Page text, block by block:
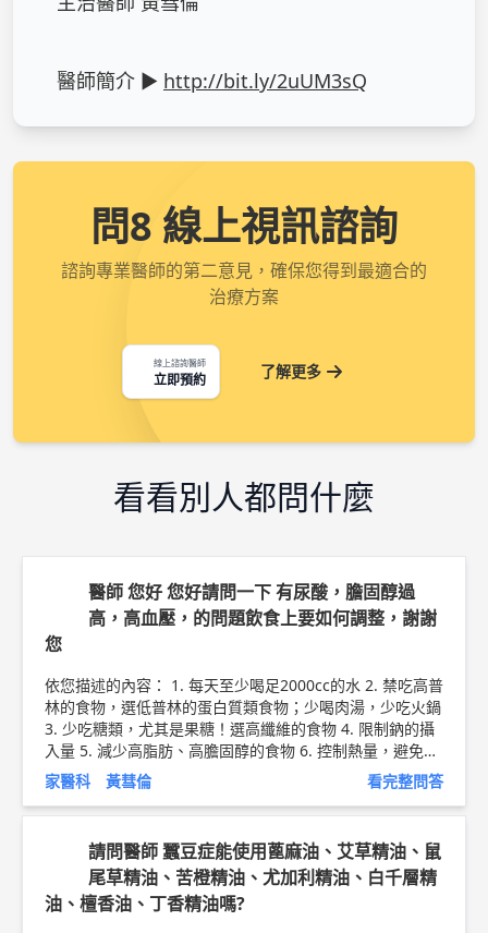
醫師簡介 ► http://bit.ly/2uUM3sQ
問8 線上視訊諮詢
諮詢專業醫師的第二意見，確保您得到最適合的
治療方案
線上諮詢醫師
立即預約 了解更多
看看別人都問什麼
醫師 您好 您好請問一下 有尿酸，膽固醇過
高，高血壓，的問題飲食上要如何調整，謝謝
您
依您描述的內容： 1. 每天至少喝足2000cc的水 2. 禁吃高普
林的食物，選低普林的蛋白質類食物；少喝肉湯，少吃火鍋
3. 少吃糖類，尤其是果糖！選高纖維的食物 4. 限制鈉的攝
入量 5. 減少高脂肪、高膽固醇的食物 6. 控制熱量，避免體
重增加 7. 多吃含鉀的食物 8. 料理多採水煮、悶燉、清蒸之
方式，並以植物油代替動物油 9. 可考慮地中海飲食 以上純
係觀念交流，一切以醫師實際看診為準。 新竹東元醫院 家
庭醫學科 主治醫師 黃彗倫 醫師簡介 ► http://bit.ly/2uUM
家醫科 黃彗倫 看完整問答
請問醫師 蠶豆症能使用蓖麻油、艾草精油、鼠
尾草精油、苦橙精油、尤加利精油、白千層精
油、檀香油、丁香精油嗎?